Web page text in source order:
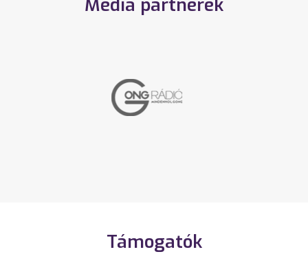
Média partnerek
Támogatók